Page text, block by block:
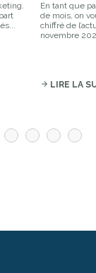
En tant que
de mois, on
chiffré de
novembre
arrow_forward LIRE LA